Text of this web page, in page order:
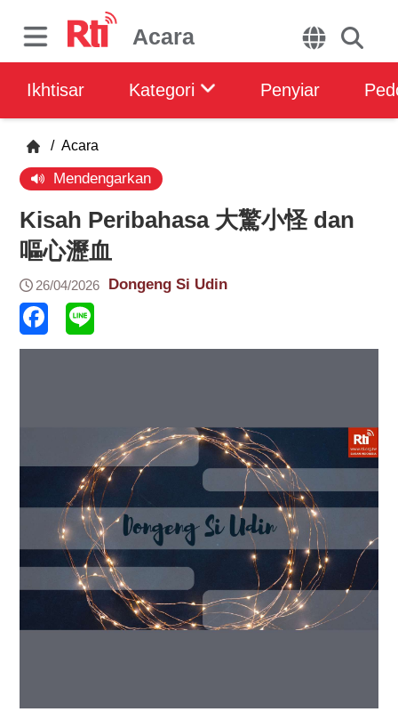
Acara
Ikhtisar Kategori Penyiar
/ Acara
Mendengarkan
Kisah Peribahasa 大驚小怪 dan
嘔心瀝血
26/04/2026 Dongeng Si Udin